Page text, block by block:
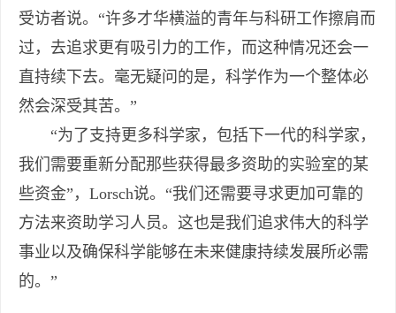
受访者说。“许多才华横溢的青年与科研工作擦肩而
过，去追求更有吸引力的工作，而这种情况还会一
直持续下去。毫无疑问的是，科学作为一个整体必
然会深受其苦。”
“为了支持更多科学家，包括下一代的科学家，
我们需要重新分配那些获得最多资助的实验室的某
些资金”，Lorsch说。“我们还需要寻求更加可靠的
方法来资助学习人员。这也是我们追求伟大的科学
事业以及确保科学能够在未来健康持续发展所必需
的。”